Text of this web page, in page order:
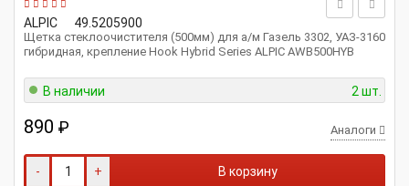
ALPIC 49.5205900
Щетка стеклоочистителя (500мм) для а/м Газель 3302, УАЗ-3160
гибридная, крепление Hook Hybrid Series ALPIC AWB500HYB
В наличии 2 шт.
890 ₽ Аналоги
- + В корзину